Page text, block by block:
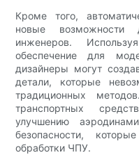
Кроме того,
новые возможности
инженеров.
обеспечение для
дизайнеры могут
детали, которые
традиционных
транспортных
улучшению
безопасности,
обработки ЧПУ.